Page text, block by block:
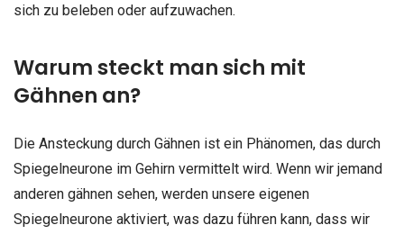
sich zu beleben oder aufzuwachen.
Warum steckt man sich mit
Gähnen an?
Die Ansteckung durch Gähnen ist ein Phänomen, das durch
Spiegelneurone im Gehirn vermittelt wird. Wenn wir jemand
anderen gähnen sehen, werden unsere eigenen
Spiegelneurone aktiviert, was dazu führen kann, dass wir